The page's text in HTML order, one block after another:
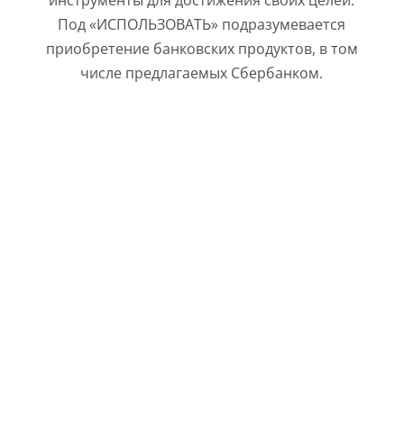
Под «ИСПОЛЬЗОВАТЬ» подразумевается
приобретение банковских продуктов, в том
числе предлагаемых Сбербанком.